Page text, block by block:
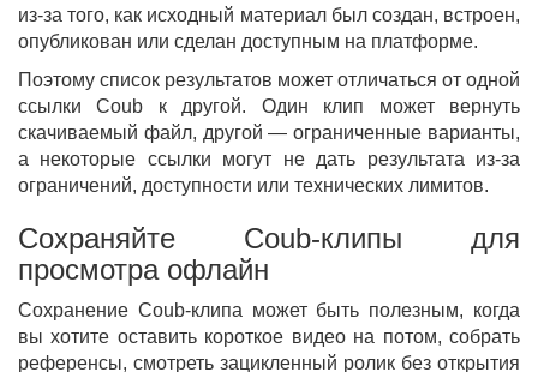
из-за того, как исходный материал был создан, встроен,
опубликован или сделан доступным на платформе.
Поэтому список результатов может отличаться от одной
ссылки Coub к другой. Один клип может вернуть
скачиваемый файл, другой — ограниченные варианты,
а некоторые ссылки могут не дать результата из-за
ограничений, доступности или технических лимитов.
Сохраняйте Coub-клипы для
просмотра офлайн
Сохранение Coub-клипа может быть полезным, когда
вы хотите оставить короткое видео на потом, собрать
референсы, смотреть зацикленный ролик без открытия